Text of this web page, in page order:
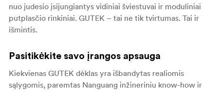
nuo judesio įsijungiantys vidiniai šviestuvai ir moduliniai
putplasčio rinkiniai. GUTEK – tai ne tik tvirtumas. Tai ir
išmintis.
Pasitikėkite savo įrangos apsauga
Kiekvienas GUTEK dėklas yra išbandytas realiomis
sąlygomis, paremtas Nanguang inžineriniu know-how ir